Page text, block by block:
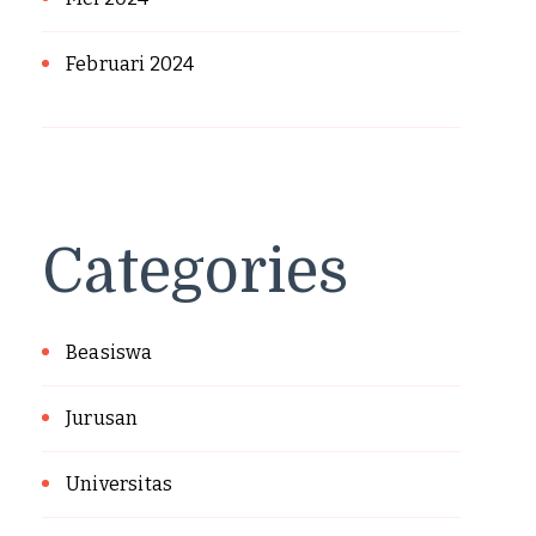
Februari 2024
Categories
Beasiswa
Jurusan
Universitas